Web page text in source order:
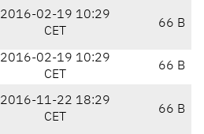
2016-02-19 10:29
CET
66 B
2016-02-19 10:29
CET
66 B
2016-11-22 18:29
CET
66 B